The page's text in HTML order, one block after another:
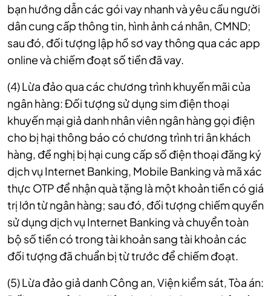
bạn hướng dẫn các gói vay nhanh và yêu cầu người
dân cung cấp thông tin, hình ảnh cá nhân, CMND;
sau đó, đối tượng lập hồ sơ vay thông qua các app
online và chiếm đoạt số tiền đã vay.
(4) Lừa đảo qua các chương trình khuyến mãi của
ngân hàng: Đối tượng sử dụng sim điện thoại
khuyến mại giả danh nhân viên ngân hàng gọi điện
cho bị hại thông báo có chương trình tri ân khách
hàng, đề nghị bị hại cung cấp số điện thoại đăng ký
dịch vụ Internet Banking, Mobile Banking và mã xác
thực OTP để nhận quà tặng là một khoản tiền có giá
trị lớn từ ngân hàng; sau đó, đối tượng chiếm quyền
sử dụng dịch vụ Internet Banking và chuyển toàn
bộ số tiền có trong tài khoản sang tài khoản các
đối tượng đã chuẩn bị từ trước để chiếm đoạt.
(5) Lừa đảo giả danh Công an, Viện kiểm sát, Tòa án: